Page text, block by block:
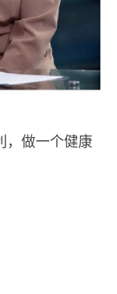
，做一个健康